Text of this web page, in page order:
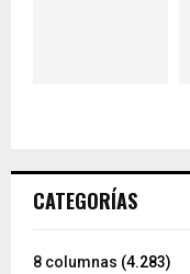
CATEGORÍAS
8 columnas (4.283)